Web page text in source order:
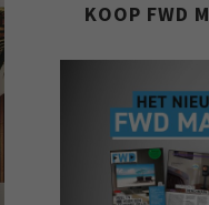
KOOP FWD